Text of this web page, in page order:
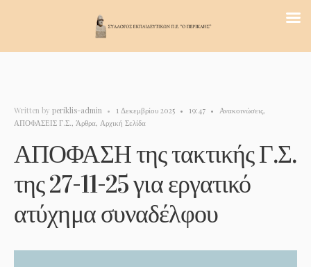
Written by periklis-admin • 1 Δεκεμβρίου 2025 • 19:47 • Ανακοινώσεις,
ΑΠΟΦΑΣΕΙΣ Γ.Σ., Άρθρα, Αρχική Σελίδα
ΑΠΟΦΑΣΗ της τακτικής Γ.Σ.
της 27-11-25 για εργατικό
ατύχημα συναδέλφου